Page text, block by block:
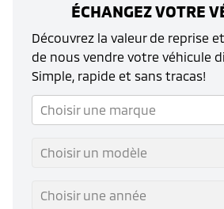
ÉCHANGEZ VOTRE
Découvrez la valeur de reprise
de nous vendre votre véhicule
Simple, rapide et sans tracas!
Choisir une marque
Choisir un modèle
Choisir une année